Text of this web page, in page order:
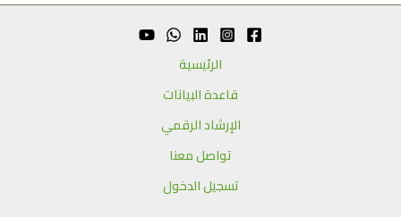
الرئيسية
قاعدة البيانات
الإرشاد الرقمي
تواصل معنا
تسجيل الدخول